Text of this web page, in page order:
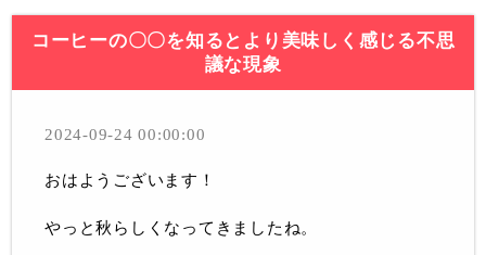
コーヒーの〇〇を知るとより美味しく感じる不思
議な現象
2024-09-24 00:00:00
おはようございます！
やっと秋らしくなってきましたね。